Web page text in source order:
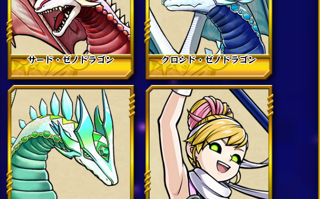
サード・ゼノドラゴン クロシド・ゼノドラゴン